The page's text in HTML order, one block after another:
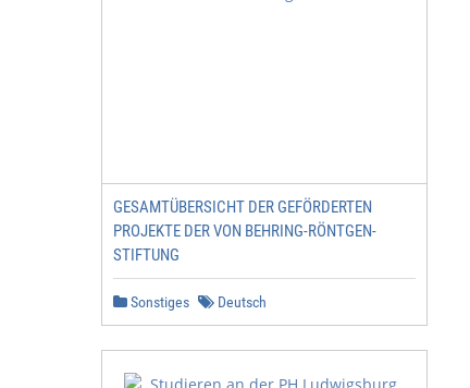
GESAMTÜBERSICHT DER GEFÖRDERTEN
PROJEKTE DER VON BEHRING-RÖNTGEN-
STIFTUNG
Sonstiges Deutsch